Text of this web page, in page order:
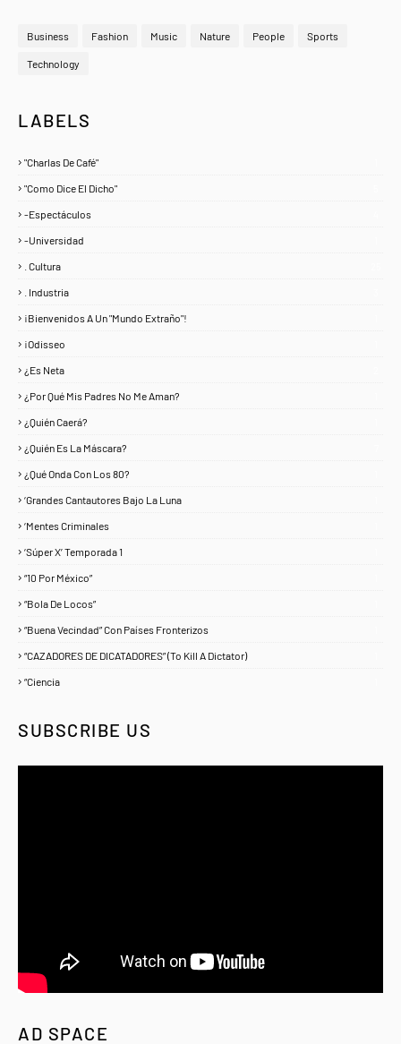
Business Fashion Music Nature People Sports
Technology
LABELS
"Charlas De Café"
"Como Dice El Dicho"
-Espectáculos
-Universidad
. Cultura
. Industria
¡Bienvenidos A Un "Mundo Extraño"!
¡Odisseo
¿Es Neta
¿Por Qué Mis Padres No Me Aman?
¿Quién Caerá?
¿Quién Es La Máscara?
¿Qué Onda Con Los 80?
‘Grandes Cantautores Bajo La Luna
‘Mentes Criminales
‘Súper X’ Temporada 1
“10 Por México”
“Bola De Locos”
“Buena Vecindad” Con Países Fronterizos
“CAZADORES DE DICATADORES” (To Kill A Dictator)
“Ciencia
SUBSCRIBE US
AD SPACE